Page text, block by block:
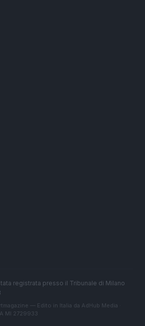
registrata presso il Tribunale di Milano
— Edito in Italia da AdHub Media
MI 2729933